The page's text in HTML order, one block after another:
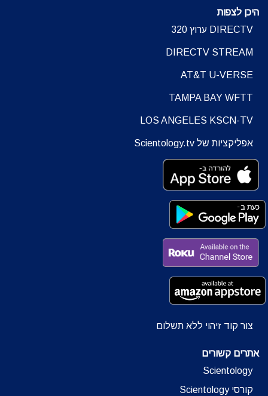
היכן לצפות
DIRECTV ערוץ 320
DIRECTV STREAM
AT&T U-VERSE
TAMPA BAY WFTT
LOS ANGELES KSCN-TV
אפליקציות של Scientology.tv
צור קוד זיהוי ללא תשלום
אתרים קשורים
Scientology
קורסי Scientology